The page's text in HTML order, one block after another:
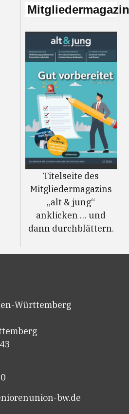
Mitgliedermagazin
Titelseite des
Mitgliedermagazins
„alt & jung“
anklicken … und
dann durchblättern.
Württemberg
bw.de